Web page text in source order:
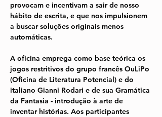
provocam e incentivam a sair de nosso
hábito de escrita, e que nos impulsionem
a buscar soluções originais menos
automáticas.
A oficina emprega como base teórica os
jogos restritivos do grupo francês OuLiPo
(Oficina de Literatura Potencial) e do
italiano Gianni Rodari e de sua Gramática
da Fantasia - introdução à arte de
inventar histórias. Aos participantes